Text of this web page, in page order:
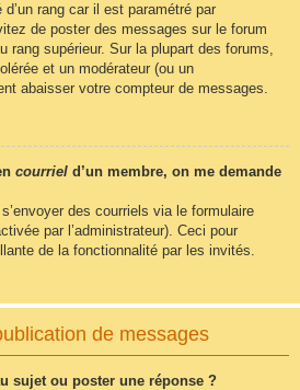
rang car il est paramétré par
de poster des messages sur le forum
rang supérieur. Sur la plupart des forums,
et un modérateur (ou un
abaisser votre compteur de messages.
courriel d’un membre, on me demande
des courriels via le formulaire
par l’administrateur). Ceci pour
de la fonctionnalité par les invités.
de messages
sujet ou poster une réponse ?